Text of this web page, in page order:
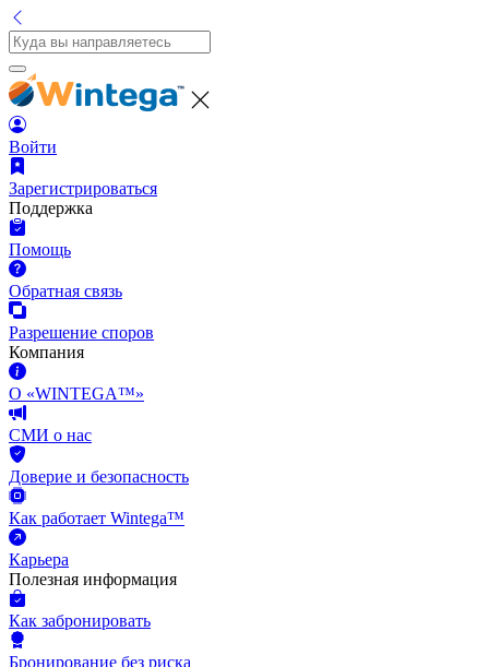
Войти
Зарегистрироваться
Поддержка
Помощь
Обратная связь
Разрешение споров
Компания
О «WINTEGA™»
СМИ о нас
Доверие и безопасность
Как работает Wintega™
Карьера
Полезная информация
Как забронировать
Бронирование без риска